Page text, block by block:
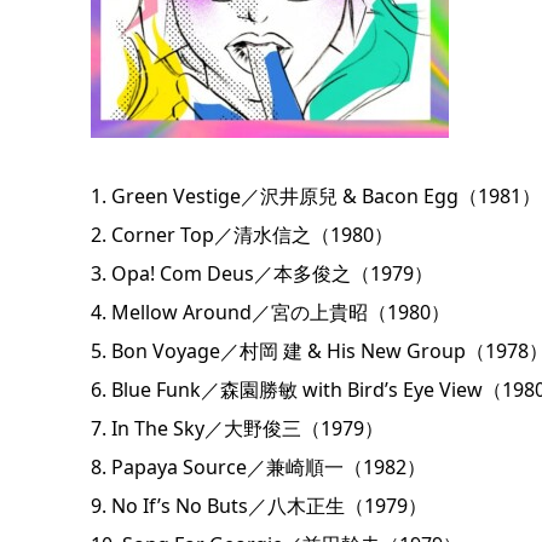
1. Green Vestige／沢井原兒 & Bacon Egg（1981）
2. Corner Top／清水信之（1980）
3. Opa! Com Deus／本多俊之（1979）
4. Mellow Around／宮の上貴昭（1980）
5. Bon Voyage／村岡 建 & His New Group（1978）
6. Blue Funk／森園勝敏 with Bird’s Eye View（1980
7. In The Sky／大野俊三（1979）
8. Papaya Source／兼崎順一（1982）
9. No If’s No Buts／八木正生（1979）